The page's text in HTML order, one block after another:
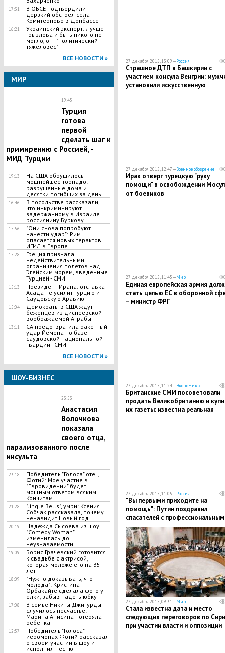
17:31
В ОБСЕ подтвердили
дерзкий обстрел села
Комитерново в Донбассе
16:21
Украинский эксперт: Лучше
Грызлова и быть никого не
могло, он - "политический
тяжеловес"
ВСЕ НОВОСТИ »
МИР
19:45
Турция
готова
первой
сделать шаг к
примирению с Россией, -
МИД Турции
19:13
На США обрушилось
мощнейшее торнадо:
разрушенные дома и
десятки погибших за день
16:46
В посольстве рассказали,
что инкриминируют
задержанному в Израиле
россиянину Буркову
15:56
"Они снова попробуют
нанести удар": Рим
опасается новых терактов
ИГИЛ в Европе
15:28
Греция признала
недействительными
ограничения полетов над
Эгейским морем, введенные
Турцией - СМИ
15:13
Президент Ирана: отставка
Асада не усилит Турцию и
Саудовскую Аравию
15:04
Демократы в США ждут
беженцев из диснеевской
воображаемой Аграбы
13:11
СА предотвратила ракетный
удар Йемена по базе
саудовской национальной
гвардии - СМИ
ВСЕ НОВОСТИ »
ШОУ-БИЗНЕС
23:53
Анастасия
Волочкова
показала
своего отца,
парализованного после
инсульта
23:18
Победитель "Голоса" отец
Фотий: Мое участие в
"Евровидении" будет
мощным ответом всяким
Кончитам
21:28
"Jingle Bells", умри: Ксения
Собчак рассказала, почему
ненавидит Новый год
20:19
Надежда Сысоева из шоу
"Comedy Woman"
изменилась до
неузнаваемости
19:09
Борис Грачевский готовится
к свадьбе с актрисой,
которая моложе его на 35
лет
18:09
"Нужно доказывать, что
молода": Кристина
Орбакайте сделала фото у
елки, забыв надеть юбку
17:08
В семье Никиты Джигурды
случилось несчастье:
Марина Анисина потеряла
ребенка
12:57
Победитель "Голоса"
иеромонах Фотий рассказал
о своем участии в шоу и
исполнил песню
27 декабря 2015, 13:09 —Россия
Страшное ДТП в Башкирии с
участием консула Венгрии:
установили искусственную
27 декабря 2015, 12:47 —Военное обозрение
Ирак отверг турецкую "руку
помощи" в освобождении
от боевиков
27 декабря 2015, 11:45 —Мир
Единая европейская армия
стать целью ЕС в оборонной
– министр ФРГ
27 декабря 2015, 11:24 —Экономика
Британские СМИ посоветовали
продать Великобританию и
их газеты: известна реальная
27 декабря 2015, 11:05 —Россия
"Вы первыми приходите на
помощь": Путин поздравил
спасателей с профессиональным
праздником
27 декабря 2015, 09:31 —Мир
Стала известна дата и место
следующих переговоров по
при участии власти и оппозиции